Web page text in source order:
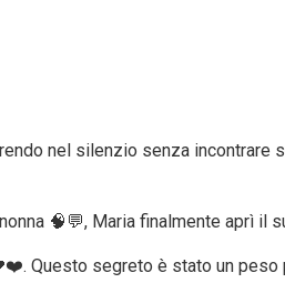
nel silenzio senza incontrare
🧠💬, Maria finalmente aprì il
Questo segreto è stato un